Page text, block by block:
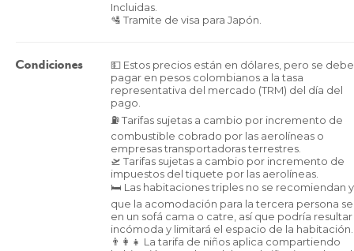
Incluidas.
🛂 Tramite de visa para Japón.
Condiciones
💵 Estos precios están en dólares, pero se
pagar en pesos colombianos a la tasa
representativa del mercado (TRM) del día del
pago.
⛽ Tarifas sujetas a cambio por incremento de
combustible cobrado por las aerolíneas o
empresas transportadoras terrestres.
🛫 Tarifas sujetas a cambio por incremento de
impuestos del tiquete por las aerolíneas.
🛏️ Las habitaciones triples no se recomiendan
que la acomodación para la tercera persona
en un sofá cama o catre, así que podría resultar
incómoda y limitará el espacio de la habitación.
👨‍👩‍👧 La tarifa de niños aplica compartiendo